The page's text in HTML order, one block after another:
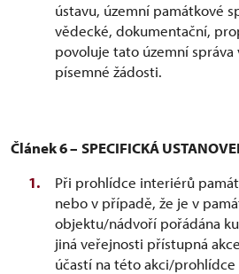
ústavu, územní památkové
vědecké, dokumentační,
povoluje tato územní správa
písemné žádosti.
Článek 6 – SPECIFICKÁ
Při prohlídce interiérů
nebo v případě, že je v
objektu/nádvoří pořádána
jiná veřejnosti přístupná
účastí na této akci/prohlídce